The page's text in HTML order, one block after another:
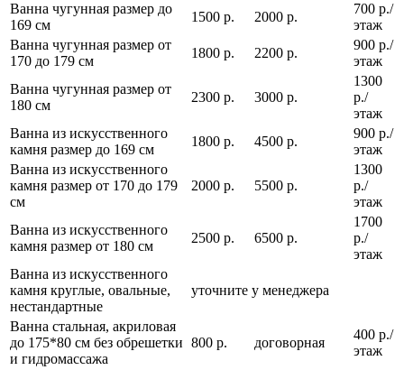
Ванна чугунная размер до
169 см
1500 р. 2000 р.
700 р./
этаж
Ванна чугунная размер от
170 до 179 см
1800 р. 2200 р.
900 р./
этаж
Ванна чугунная размер от
180 см
2300 р. 3000 р.
1300
р./
этаж
Ванна из искусственного
камня размер до 169 см
1800 р. 4500 р.
900 р./
этаж
Ванна из искусственного
камня размер от 170 до 179
см
2000 р. 5500 р.
1300
р./
этаж
Ванна из искусственного
камня размер от 180 см
2500 р. 6500 р.
1700
р./
этаж
Ванна из искусственного
камня круглые, овальные,
нестандартные
уточните у менеджера
Ванна стальная, акриловая
до 175*80 см без обрешетки
и гидромассажа
800 р. договорная
400 р./
этаж